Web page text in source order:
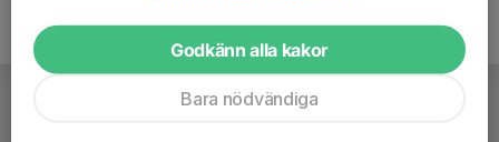
Godkänn alla kakor
Bara nödvändiga